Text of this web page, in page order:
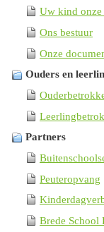
Uw kind onze
Ons bestuur
Onze
Ouders en
Partners
Peuteropvang
Brede School